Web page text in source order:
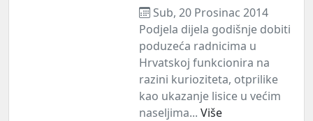
Sub, 20 Prosinac 2014
Podjela dijela godišnje dobiti
poduzeća radnicima u
Hrvatskoj funkcionira na
razini kurioziteta, otprilike
kao ukazanje lisice u većim
naseljima... Više